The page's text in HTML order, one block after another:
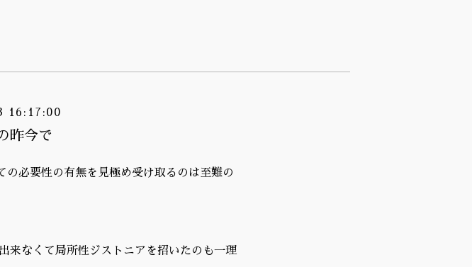
16:17:00
昨今で
必要性の有無を見極め受け取るのは至難の
来なくて局所性ジストニアを招いたのも一理